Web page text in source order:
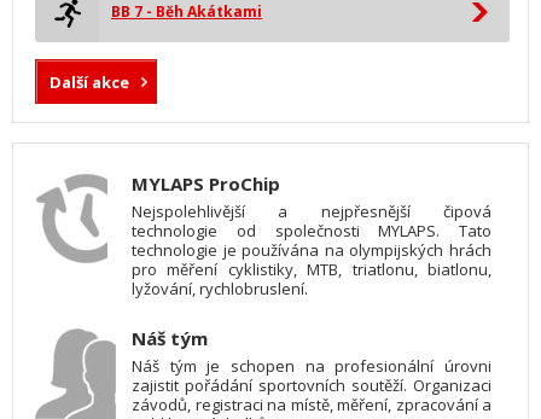
BB 7 - Běh Akátkami
Další akce
MYLAPS ProChip
Nejspolehlivější a nejpřesnější čipová
technologie od společnosti MYLAPS. Tato
technologie je používána na olympijských hrách
pro měření cyklistiky, MTB, triatlonu, biatlonu,
lyžování, rychlobruslení.
Náš tým
Náš tým je schopen na profesionální úrovni
zajistit pořádání sportovních soutěží. Organizaci
závodů, registraci na místě, měření, zpracování a